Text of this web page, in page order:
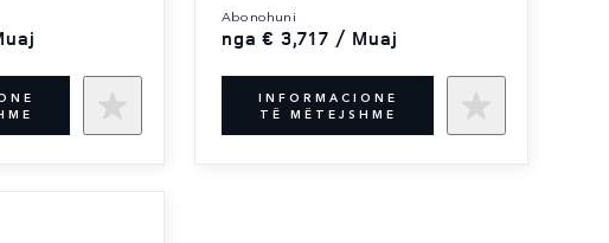
abonohuni
nga € 3,717 / Muaj
INFORMACIONE
TË MËTEJSHME